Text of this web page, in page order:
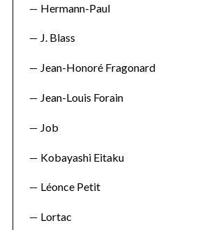
Hermann-Paul
J. Blass
Jean-Honoré Fragonard
Jean-Louis Forain
Job
Kobayashi Eitaku
Léonce Petit
Lortac